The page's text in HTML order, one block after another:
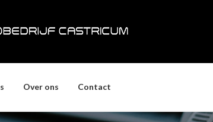
Over ons Contact